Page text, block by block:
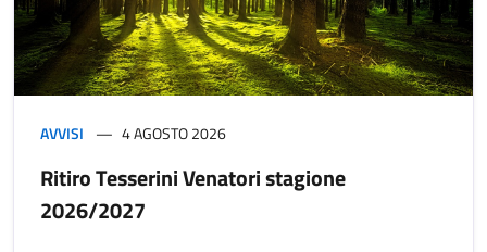
AVVISI 4 AGOSTO 2026
Ritiro Tesserini Venatori stagione
2026/2027